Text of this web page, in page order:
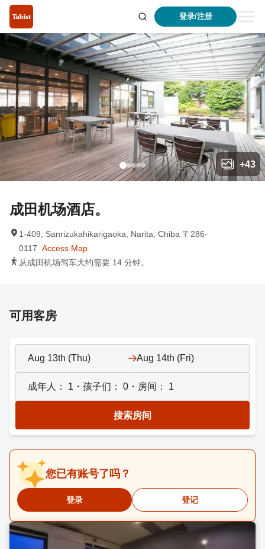
登录/注册
+43
成田机场酒店。
1-409, Sanrizukahikarigaoka, Narita, Chiba 〒286-
0117 Access Map
从成田机场驾车大约需要 14 分钟。
可用客房
Aug 13th (Thu) Aug 14th (Fri)
成年人： 1 ・孩子们： 0 ・房间： 1
搜索房间
您已有账号了吗？
登录 登记